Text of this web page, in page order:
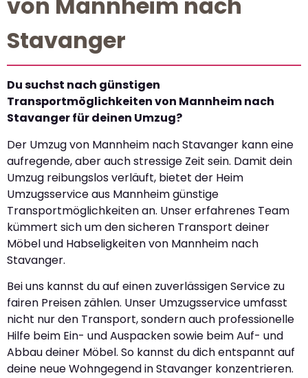
Stavanger
Du suchst nach günstigen
Transportmöglichkeiten von Mannheim nach
Stavanger für deinen Umzug?
Der Umzug von Mannheim nach Stavanger kann eine
aufregende, aber auch stressige Zeit sein. Damit dein
Umzug reibungslos verläuft, bietet der Heim
Umzugsservice aus Mannheim günstige
Transportmöglichkeiten an. Unser erfahrenes Team
kümmert sich um den sicheren Transport deiner
Möbel und Habseligkeiten von Mannheim nach
Stavanger.
Bei uns kannst du auf einen zuverlässigen Service zu
fairen Preisen zählen. Unser Umzugsservice umfasst
nicht nur den Transport, sondern auch professionelle
Hilfe beim Ein- und Auspacken sowie beim Auf- und
Abbau deiner Möbel. So kannst du dich entspannt auf
deine neue Wohngegend in Stavanger konzentrieren.